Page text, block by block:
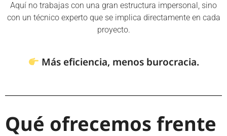
Aquí no trabajas con una gran estructura impersonal, sino
con un técnico experto que se implica directamente en cada
proyecto.
Más eficiencia, menos burocracia.
Qué ofrecemos frente